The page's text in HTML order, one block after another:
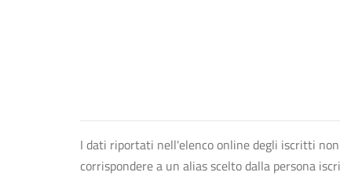
I dati riportati nell'elenco online degli iscritti non
corrispondere a un alias scelto dalla persona